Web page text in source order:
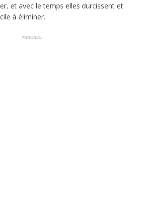
et avec le temps elles durcissent et
à éliminer.
ANNONCE